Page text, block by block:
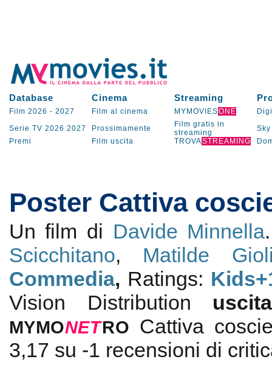
Database Cinema Streaming
Film 2026 - 2027 Film al cinema MYMOVIESONE
Serie TV 2026 2027 Prossimamente
Film gratis in
streaming
Sky
Premi
Film uscita TROVASTREAMING
Poster Cattiva
Un film di Davide Minnella
Scicchitano, Matilde
Commedia, Ratings:
Vision Distribution
MYMONETRO Cattiva
3,17 su -1 recensioni di